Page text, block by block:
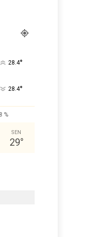
28.4°
28.4°
%
SEN
29°